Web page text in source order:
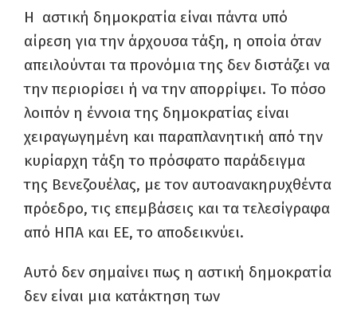
Η αστική δημοκρατία είναι πάντα υπό
αίρεση για την άρχουσα τάξη, η οποία όταν
απειλούνται τα προνόμια της δεν διστάζει να
την περιορίσει ή να την απορρίψει. Το πόσο
λοιπόν η έννοια της δημοκρατίας είναι
χειραγωγημένη και παραπλανητική από την
κυρίαρχη τάξη το πρόσφατο παράδειγμα
της Βενεζουέλας, με τον αυτοανακηρυχθέντα
πρόεδρο, τις επεμβάσεις και τα τελεσίγραφα
από ΗΠΑ και ΕΕ, το αποδεικνύει.
Αυτό δεν σημαίνει πως η αστική δημοκρατία
δεν είναι μια κατάκτηση των